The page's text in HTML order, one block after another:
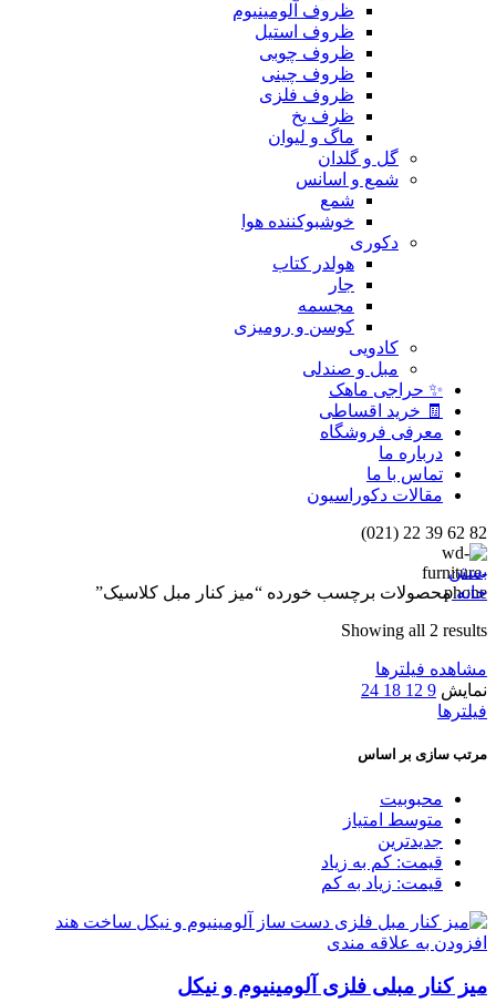
ظروف آلومینیوم
ظروف استیل
ظروف چوبی
ظروف چینی
ظروف فلزی
ظرف یخ
ماگ و لیوان
گل و گلدان
شمع و اسانس
شمع
خوشبوکننده هوا
دکوری
هولدر کتاب
جار
مجسمه
کوسن و رومیزی
کادویی
مبل و صندلی
✨ حراجی ماهک
🧾 خرید اقساطی
معرفی فروشگاه
درباره ما
تماس با ما
مقالات دکوراسیون
82 62 39 22 (021)
بستن
خانهمحصولات برچسب خورده “میز کنار مبل کلاسیک”
Showing all 2 results
مشاهده فیلترها
نمایش 9
12
18
24
فیلترها
مرتب سازی بر اساس
محبوبیت
متوسط امتیاز
جدیدترین
قیمت: کم به زیاد
قیمت: زیاد به کم
افزودن به علاقه مندی
میز کنار مبلی فلزی آلومینیوم و نیکل